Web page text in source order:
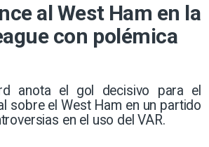
al West Ham en la
con polémica
anota el gol decisivo para el
sobre el West Ham en un partido
en el uso del VAR.